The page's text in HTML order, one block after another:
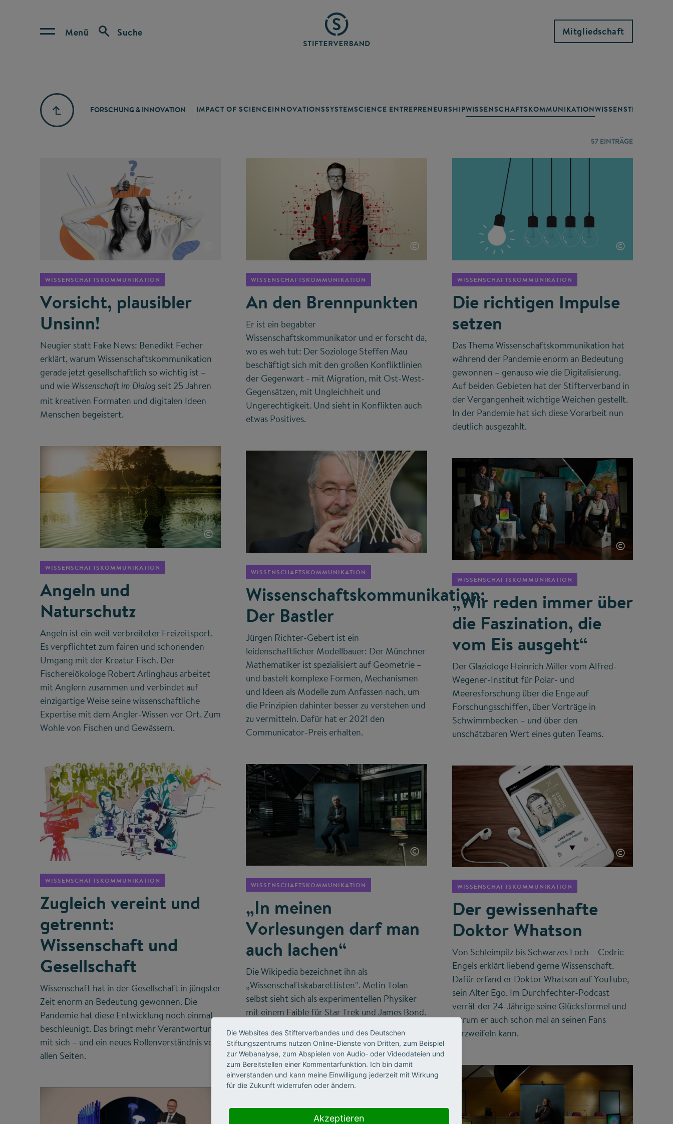
Menü Suche Mitgliedschaft
FORSCHUNG & INNOVATION IMPACT OF SCIENCEINNOVATIONSSYSTEMSCIENCE ENTREPRENEURSHIPWISSENSCHAFTSKOMMUNIKATIONWISSENSTRANSFER
57 EINTRÄGE
WISSENSCHAFTSKOMMUNIKATION
Vorsicht, plausibler
Unsinn!
Neugier statt Fake News: Benedikt Fecher
erklärt, warum Wissenschaftskommunikation
gerade jetzt gesellschaftlich so wichtig ist –
und wie Wissenschaft im Dialog seit 25 Jahren
mit kreativen Formaten und digitalen Ideen
Menschen begeistert.
©
WISSENSCHAFTSKOMMUNIKATION
An den Brennpunkten
Er ist ein begabter
Wissenschaftskommunikator und er forscht da,
wo es weh tut: Der Soziologe Steffen Mau
beschäftigt sich mit den großen Konfliktlinien
der Gegenwart - mit Migration, mit Ost-West-
Gegensätzen, mit Ungleichheit und
Ungerechtigkeit. Und sieht in Konflikten auch
etwas Positives.
©
WISSENSCHAFTSKOMMUNIKATION
Die richtigen Impulse
setzen
Das Thema Wissenschaftskommunikation hat
während der Pandemie enorm an Bedeutung
gewonnen – genauso wie die Digitalisierung.
Auf beiden Gebieten hat der Stifterverband in
der Vergangenheit wichtige Weichen gestellt.
In der Pandemie hat sich diese Vorarbeit nun
deutlich ausgezahlt.
©
WISSENSCHAFTSKOMMUNIKATION
Angeln und
Naturschutz
Angeln ist ein weit verbreiteter Freizeitsport.
Es verpflichtet zum fairen und schonenden
Umgang mit der Kreatur Fisch. Der
Fischereiökologe Robert Arlinghaus arbeitet
mit Anglern zusammen und verbindet auf
einzigartige Weise seine wissenschaftliche
Expertise mit dem Angler-Wissen vor Ort. Zum
Wohle von Fischen und Gewässern.
©
WISSENSCHAFTSKOMMUNIKATION
Wissenschaftskommunikation:
Der Bastler
Jürgen Richter-Gebert ist ein
leidenschaftlicher Modellbauer: Der Münchner
Mathematiker ist spezialisiert auf Geometrie –
und bastelt komplexe Formen, Mechanismen
und Ideen als Modelle zum Anfassen nach, um
die Prinzipien dahinter besser zu verstehen und
zu vermitteln. Dafür hat er 2021 den
Communicator-Preis erhalten.
©
WISSENSCHAFTSKOMMUNIKATION
„Wir reden immer über
die Faszination, die
vom Eis ausgeht“
Der Glaziologe Heinrich Miller vom Alfred-
Wegener-Institut für Polar- und
Meeresforschung über die Enge auf
Forschungsschiffen, über Vorträge in
Schwimmbecken – und über den
unschätzbaren Wert eines guten Teams.
WISSENSCHAFTSKOMMUNIKATION
Zugleich vereint und
getrennt:
Wissenschaft und
Gesellschaft
Wissenschaft hat in der Gesellschaft in jüngster
Zeit enorm an Bedeutung gewonnen. Die
Pandemie hat diese Entwicklung noch einmal
beschleunigt. Das bringt mehr Verantwortung
mit sich – und ein neues Rollenverständnis von
allen Seiten.
©
WISSENSCHAFTSKOMMUNIKATION
„In meinen
Vorlesungen darf man
auch lachen“
Die Wikipedia bezeichnet ihn als
„Wissenschaftskabarettisten“. Metin Tolan
selbst sieht sich als experimentellen Physiker
mit einem Faible für Star Trek und James Bond.
Fachkollegen hingegen finden das eher
unpassend. Ein Gespräch über Warp-Antriebe,
Universalübersetzer und die Nachfolge von
Daniel Craig als James Bond.
©
WISSENSCHAFTSKOMMUNIKATION
Der gewissenhafte
Doktor Whatson
Von Schleimpilz bis Schwarzes Loch – Cedric
Engels erklärt liebend gerne Wissenschaft.
Dafür erfand er Doktor Whatson auf YouTube,
sein Alter Ego. Im Durchfechter-Podcast
verrät der 24-Jährige seine Glücksformel und
warum er auch schon mal an seinen Fans
verzweifeln kann.
Die Websites des Stifterverbandes und des Deutschen
Stiftungszentrums nutzen Online-Dienste von Dritten, zum Beispiel
zur Webanalyse, zum Abspielen von Audio- oder Videodateien und
zum Bereitstellen einer Kommentarfunktion. Ich bin damit
einverstanden und kann meine Einwilligung jederzeit mit Wirkung
für die Zukunft widerrufen oder ändern.
Akzeptieren